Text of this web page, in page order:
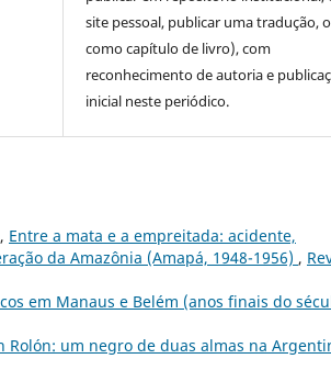
site pessoal, publicar uma tradução,
como capítulo de livro), com
reconhecimento de autoria e
inicial neste periódico.
Entre a mata e a empreitada: acidente,
da Amazônia (Amapá, 1948-1956) ,
em Manaus e Belém (anos finais do
Rolón: um negro de duas almas na